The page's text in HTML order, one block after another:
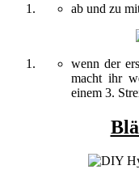
ab und zu
wenn der
macht ihr
einem 3.